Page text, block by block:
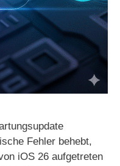
Fehler behebt,
iOS 26 aufgetreten